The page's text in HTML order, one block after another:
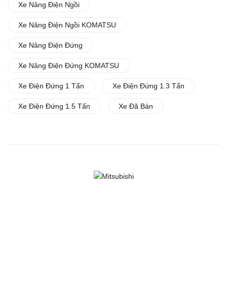
Xe Nâng Điện Ngồi
Xe Nâng Điện Ngồi KOMATSU
Xe Nâng Điện Đứng
Xe Nâng Điện Đứng KOMATSU
Xe Điện Đứng 1 Tấn Xe Điện Đứng 1.3 Tấn
Xe Điện Đứng 1.5 Tấn Xe Đã Bán